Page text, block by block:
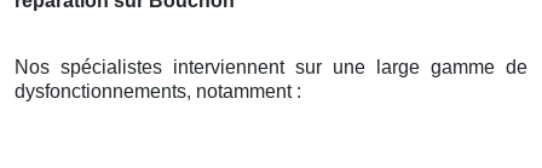
Nos spécialistes interviennent sur une large gamme de
dysfonctionnements, notamment :